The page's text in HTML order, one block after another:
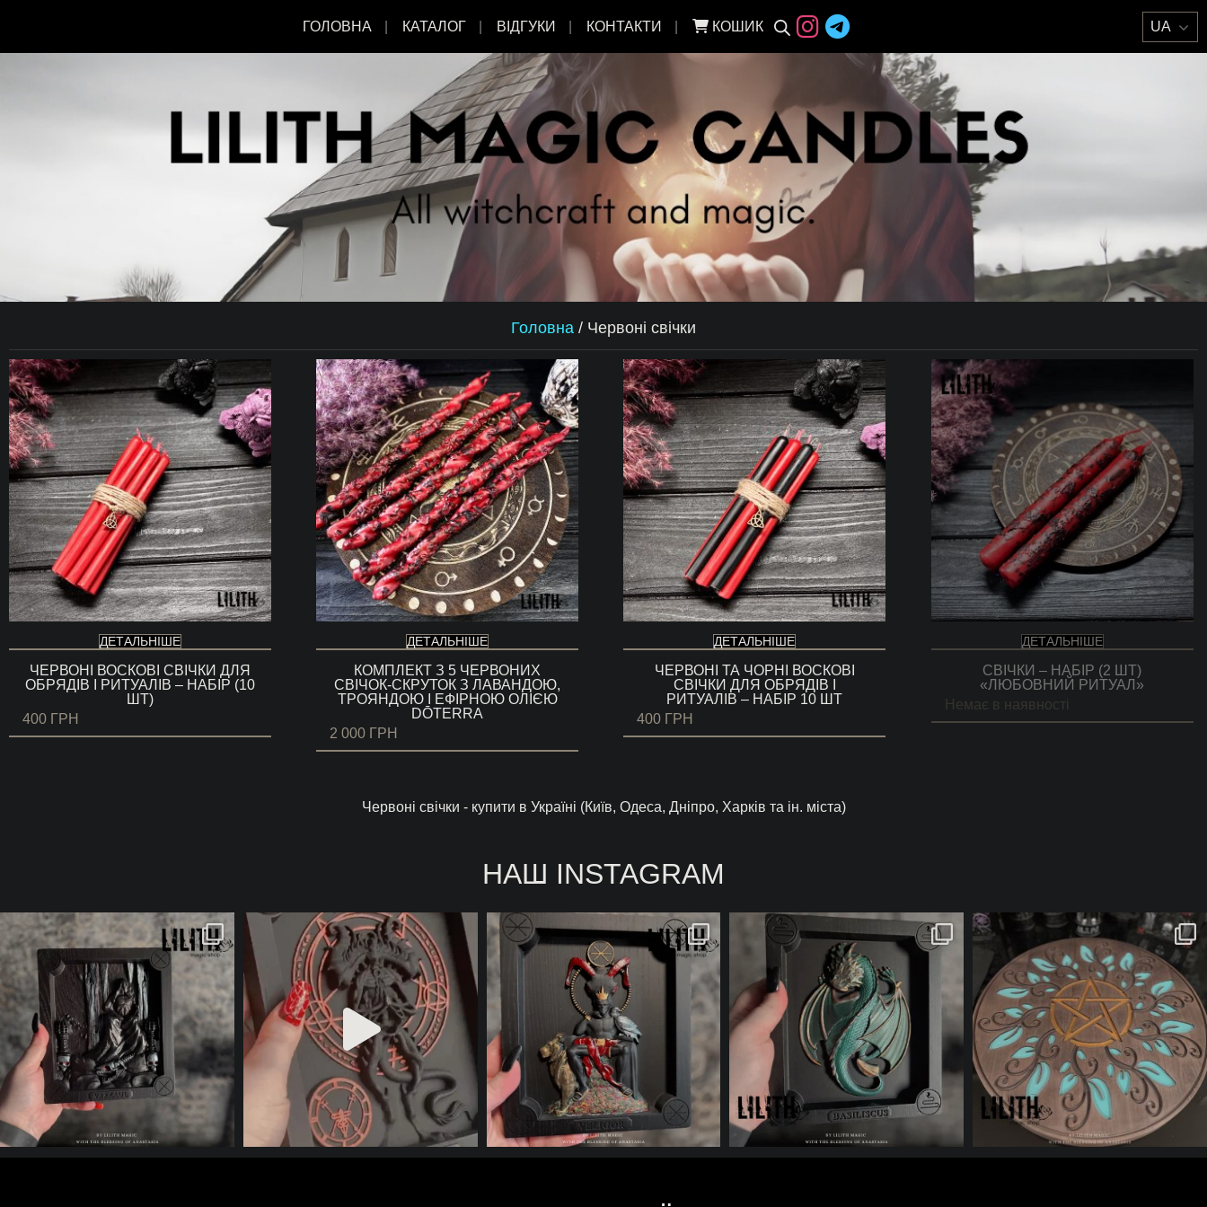
ГОЛОВНА КАТАЛОГ ВІДГУКИ КОНТАКТИ КОШИК
Головна / Червоні свічки
ДЕТАЛЬНІШЕ
ЧЕРВОНІ ВОСКОВІ СВІЧКИ ДЛЯ
ОБРЯДІВ І РИТУАЛІВ – НАБІР (10
ШТ)
400 ГРН
ДЕТАЛЬНІШЕ
КОМПЛЕКТ З 5 ЧЕРВОНИХ
СВІЧОК-СКРУТОК З ЛАВАНДОЮ,
ТРОЯНДОЮ І ЕФІРНОЮ ОЛІЄЮ
DŌTERRA
2 000 ГРН
ДЕТАЛЬНІШЕ
ЧЕРВОНІ ТА ЧОРНІ ВОСКОВІ
СВІЧКИ ДЛЯ ОБРЯДІВ І
РИТУАЛІВ – НАБІР 10 ШТ
400 ГРН
ДЕТАЛЬНІШЕ
СВІЧКИ – НАБІР (2 ШТ)
«ЛЮБОВНИЙ РИТУАЛ»
Немає в наявності
Червоні свічки - купити в Україні (Київ, Одеса, Дніпро, Харків та ін. міста)
НАШ INSTAGRAM